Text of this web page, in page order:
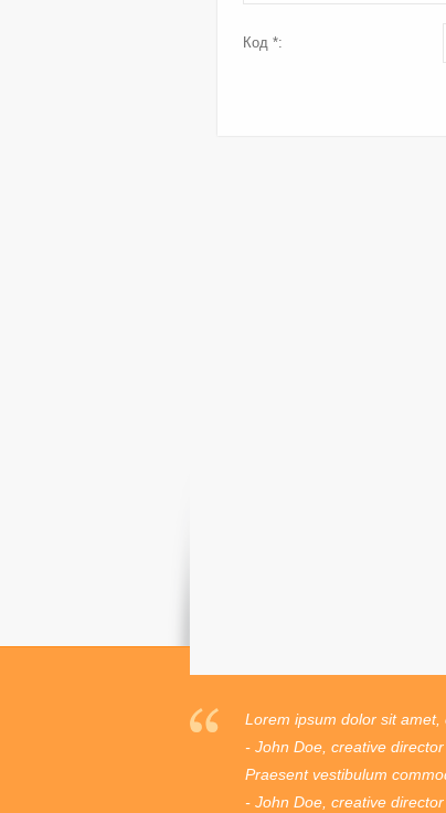
Код *:
Lorem ipsum dolor sit
- John Doe, creative director
Praesent vestibulum
- John Doe, creative director